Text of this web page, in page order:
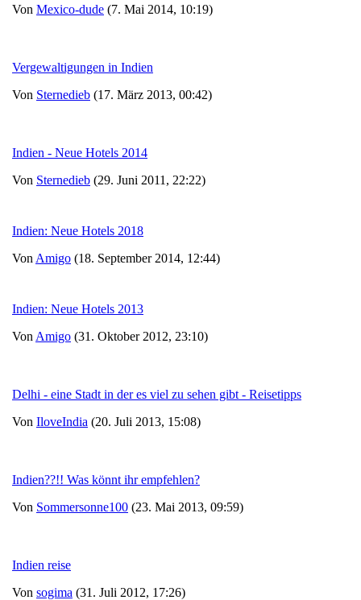
Von Mexico-dude (7. Mai 2014, 10:19)
Vergewaltigungen in Indien
Von Sternedieb (17. März 2013, 00:42)
Indien - Neue Hotels 2014
Von Sternedieb (29. Juni 2011, 22:22)
Indien: Neue Hotels 2018
Von Amigo (18. September 2014, 12:44)
Indien: Neue Hotels 2013
Von Amigo (31. Oktober 2012, 23:10)
Delhi - eine Stadt in der es viel zu sehen gibt - Reisetipps
Von IloveIndia (20. Juli 2013, 15:08)
Indien??!! Was könnt ihr empfehlen?
Von Sommersonne100 (23. Mai 2013, 09:59)
Indien reise
Von sogima (31. Juli 2012, 17:26)